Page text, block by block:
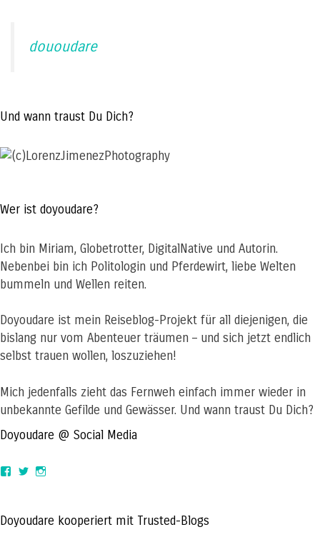
dououdare
Und wann traust Du Dich?
Wer ist doyoudare?
Ich bin Miriam, Globetrotter, DigitalNative und Autorin.
Nebenbei bin ich Politologin und Pferdewirt, liebe Welten
bummeln und Wellen reiten.
Doyoudare ist mein Reiseblog-Projekt für all diejenigen, die
bislang nur vom Abenteuer träumen – und sich jetzt endlich
selbst trauen wollen, loszuziehen!
Mich jedenfalls zieht das Fernweh einfach immer wieder in
unbekannte Gefilde und Gewässer. Und wann traust Du Dich?
Doyoudare @ Social Media
View
Facebook
View
TwitterInstagram
Doyoudare kooperiert mit Trusted-Blogs